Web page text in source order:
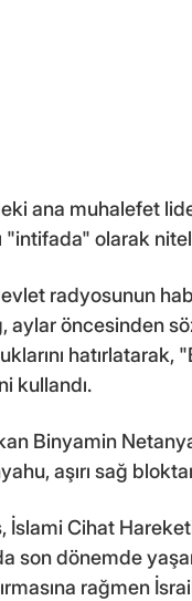
ana muhalefet
"intifada" olarak
radyosunun
aylar öncesinden
kullandı.
Binyamin
aşırı sağ
İslami Cihat
son dönemde
rağmen